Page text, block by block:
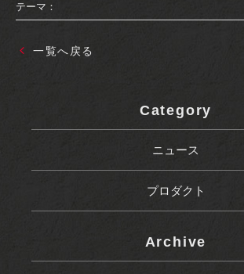
テーマ：
一覧へ戻る
Category
ニュース
プロダクト
Archive